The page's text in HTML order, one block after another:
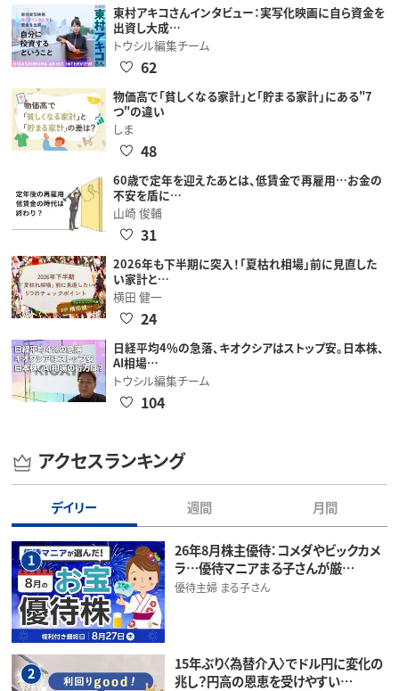
東村アキコさんインタビュー：実写化映画に自ら資金を
出資し大成…
トウシル編集チーム
62
物価高で「貧しくなる家計」と「貯まる家計」にある"7
つ"の違い
しま
48
60歳で定年を迎えたあとは、低賃金で再雇用…お金の
不安を盾に…
山崎 俊輔
31
2026年も下半期に突入！「夏枯れ相場」前に見直した
い家計と…
横田 健一
24
日経平均4％の急落、キオクシアはストップ安。日本株、
AI相場…
トウシル編集チーム
104
アクセスランキング
デイリー 週間 月間
1
26年8月株主優待：コメダやビックカメ
ラ…優待マニアまる子さんが厳…
優待主婦 まる子さん
2
15年ぶり〈為替介入〉でドル円に変化の
兆し？円高の恩恵を受けやすい…